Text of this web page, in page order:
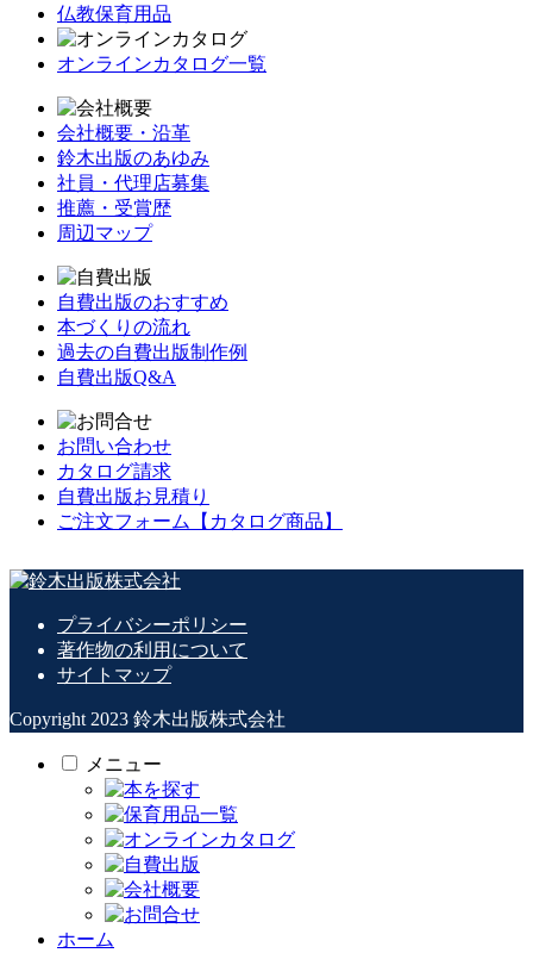
仏教保育用品
オンラインカタログ一覧
会社概要・沿革
鈴木出版のあゆみ
社員・代理店募集
推薦・受賞歴
周辺マップ
自費出版のおすすめ
本づくりの流れ
過去の自費出版制作例
自費出版Q&A
お問い合わせ
カタログ請求
自費出版お見積り
ご注文フォーム【カタログ商品】
プライバシーポリシー
著作物の利用について
サイトマップ
Copyright 2023 鈴木出版株式会社
メニュー
ホーム